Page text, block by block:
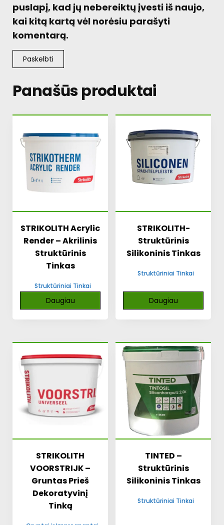
puslapį, kad jų nebereiktų įvesti iš naujo,
kai kitą kartą vėl norėsiu parašyti
komentarą.
Panašūs produktai
STRIKOLITH Acrylic
Render – Akrilinis
Struktūrinis
Tinkas
Struktūriniai Tinkai
Daugiau
STRIKOLITH-
Struktūrinis
Silikoninis Tinkas
Struktūriniai Tinkai
Daugiau
STRIKOLITH
VOORSTRIJK –
Gruntas Prieš
Dekoratyvinį
Tinką
TINTED –
Struktūrinis
Silikoninis Tinkas
Struktūriniai Tinkai